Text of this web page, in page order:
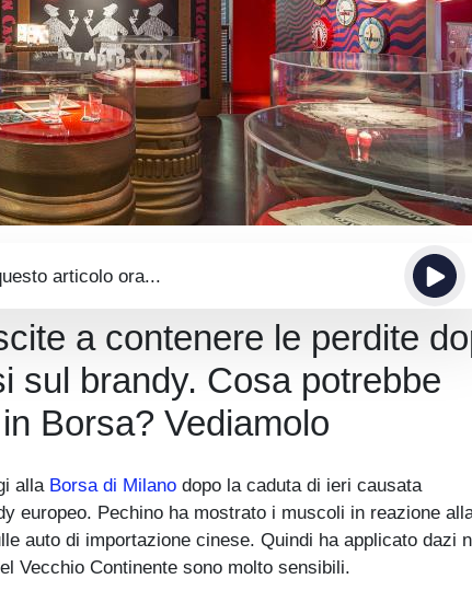
articolo ora...
a contenere le perdite
sul brandy. Cosa potrebbe
Borsa? Vediamolo
alla Borsa di Milano dopo la caduta di ieri causata
europeo. Pechino ha mostrato i muscoli in reazione
auto di importazione cinese. Quindi ha applicato dazi
Vecchio Continente sono molto sensibili.